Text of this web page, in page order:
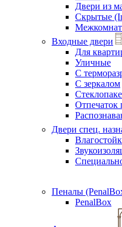
Двери из
Скрытые
Входные двери
Для
Уличные
С
С зеркалом
Отпечаток
Двери спец.
Пеналы
PenalBox